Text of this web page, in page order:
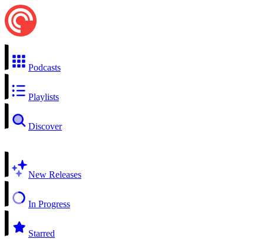
Podcasts
Playlists
Discover
New Releases
In Progress
Starred